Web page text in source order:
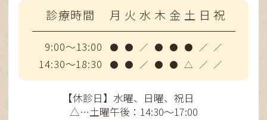
診療時間 月 火 水 木 金 土 日 祝
9:00～13:00 ● ● ／ ● ● ● ／ ／
14:30～18:30 ● ● ／ ● ● △ ／ ／
【休診日】水曜、日曜、祝日
△…土曜午後：14:30～17:00